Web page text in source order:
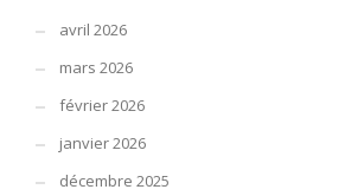
avril 2026
mars 2026
février 2026
janvier 2026
décembre 2025